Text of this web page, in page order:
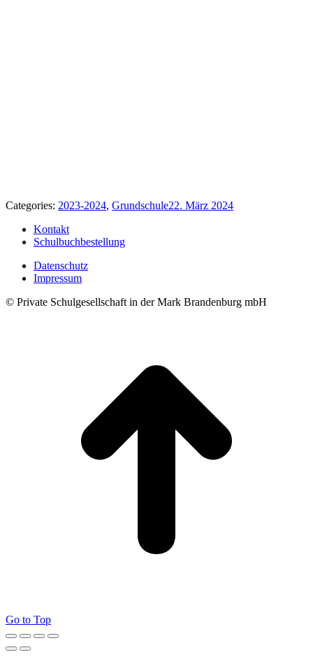
Categories: 2023-2024, Grundschule22. März 2024
Kontakt
Schulbuchbestellung
Datenschutz
Impressum
© Private Schulgesellschaft in der Mark Brandenburg mbH
Go to Top